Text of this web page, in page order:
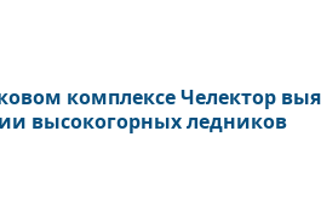
комплексе Челектор
высокогорных ледников